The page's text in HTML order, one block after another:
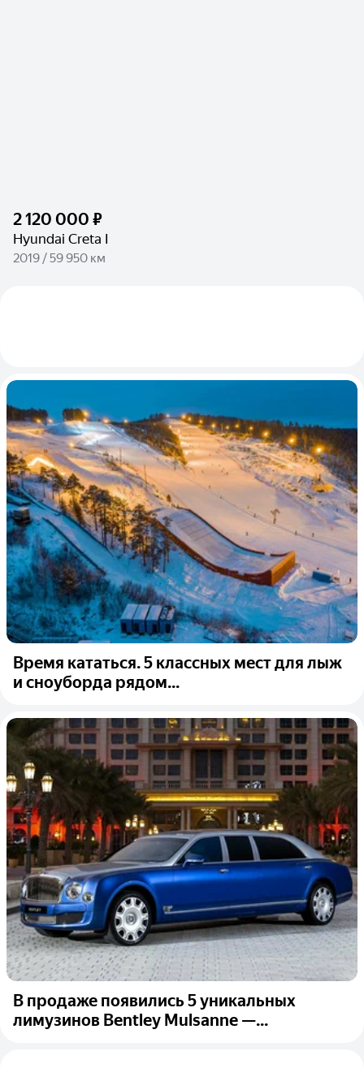
2 120 000 ₽
Hyundai Creta I
2019 / 59 950 км
Время кататься. 5 классных мест для лыж
и сноуборда рядом...
В продаже появились 5 уникальных
лимузинов Bentley Mulsanne —...